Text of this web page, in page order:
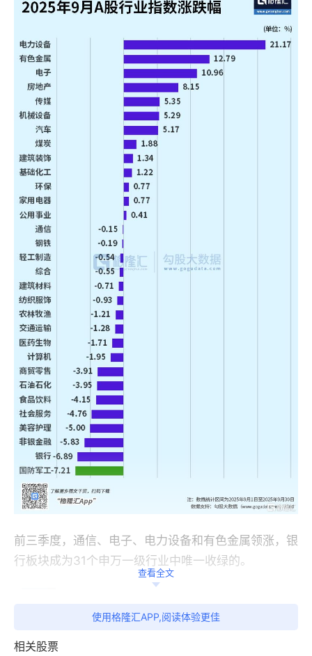
前三季度，通信、电子、电力设备和有色金属领涨，银
行板块成为31个申万一级行业中唯一收绿的。
查看全文
使用格隆汇APP,阅读体验更佳
相关股票